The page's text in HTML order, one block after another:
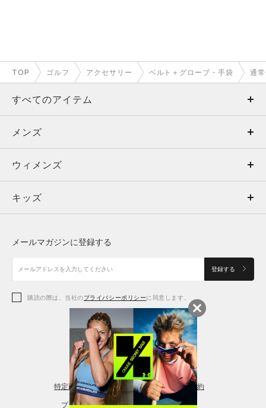
TOP ゴルフ アクセサリー ベルト＋グローブ・手袋 通
すべてのアイテム
メンズ
ウィメンズ
キッズ
アクセサリー
メンズ
トップス
ボトムス
アクセサリー
ウィメンズ
トップス
シューズ
アクセサリー
レギンス＆タイツ
キッズ
シューズ
メールマガジンに登録する
登録する
購読の際は、当社のプライバシーポリシーに同意します。
特定商取引法に基づく通販の表記 会員規約
プライバシーポリシー